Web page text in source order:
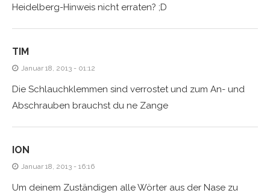
Heidelberg-Hinweis nicht erraten? ;D
TIM
Januar 18, 2013 - 01:12
Die Schlauchklemmen sind verrostet und zum An- und
Abschrauben brauchst du ne Zange
ION
Januar 18, 2013 - 16:16
Um deinem Zuständigen alle Wörter aus der Nase zu